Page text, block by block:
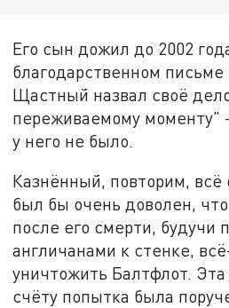
Его сын дожил до 2002
благодарственном письме
Щастный назвал своё
переживаемому моменту"
у него не было.
Казнённый, повторим, всё
был бы очень доволен,
после его смерти, будучи
англичанами к стенке,
уничтожить Балтфлот.
счёту попытка была